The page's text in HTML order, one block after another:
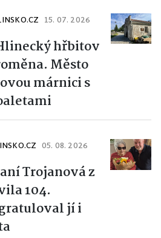
15. 07. 2026
hřbitov
Město
márnici s
05. 08. 2026
Trojanová z
104.
jí i